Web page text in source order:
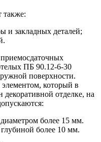
также:
и закладных деталей;
ПБ 90.12-6-30
поверхности.
который в
отделке, на
более 15 мм.
более 10 мм.